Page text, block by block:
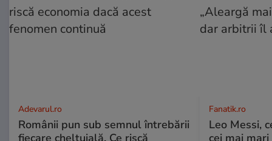
Adevarul.ro
Românii pun sub semnul întrebării
Fanatik.ro
Leo Messi,